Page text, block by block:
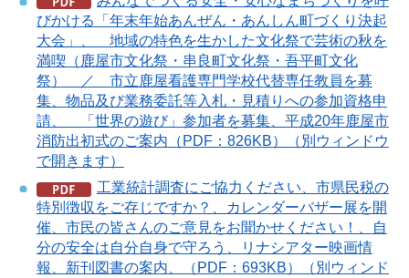
びかける「年末年始あんぜん・あんしん町づくり決起
大会」、 地域の特色を生かした文化祭で芸術の秋を
満喫（鹿屋市文化祭・串良町文化祭・吾平町文化
祭） ／ 市立鹿屋看護専門学校代替専任教員を募
集、物品及び業務委託等入札・見積りへの参加資格申
請、 「世界の遊び」参加者を募集、平成20年鹿屋市
消防出初式のご案内（PDF：826KB）（別ウィンドウ
で開きます）
工業統計調査にご協力ください、市県民税の
特別徴収をご存じですか？、カレンダーバザー展を開
催、市民の皆さんのご意見をお聞かせください！、自
分の安全は自分自身で守ろう、リナシアター映画情
報、新刊図書の案内、（PDF：693KB）（別ウィンド